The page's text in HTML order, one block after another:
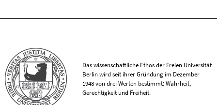
Das wissenschaftliche Ethos der Freien Universität
Berlin wird seit ihrer Gründung im Dezember
1948 von drei Werten bestimmt: Wahrheit,
Gerechtigkeit und Freiheit.